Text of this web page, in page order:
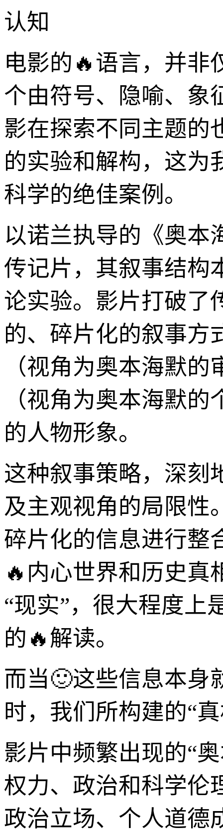
认知
电影的🔥语言，并非
个由符号、隐喻、象
影在探索不同主题的
的实验和解构，这为
科学的绝佳案例。
以诺兰执导的《奥本
传记片，其叙事结构
论实验。影片打破了
的、碎片化的叙事方
（视角为奥本海默
（视角为奥本海默
的人物形象。
这种叙事策略，深刻
及主观视角的局限性
碎片化的信息进行整
🔥内心世界和历史真
“现实”，很大程度上
的🔥解读。
而当🙂这些信息本身
时，我们所构建的“
影片中频繁出现的“
权力、政治和科学伦
政治立场、个人道德